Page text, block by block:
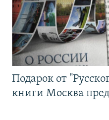
Подарок от
книги Москва